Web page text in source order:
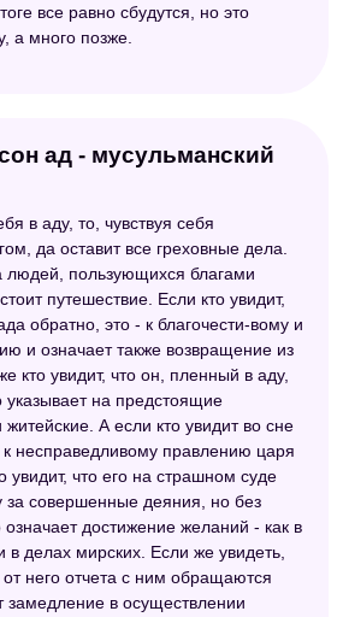
все равно сбудутся, но это
а много позже.
ад - мусульманский
в аду, то, чувствуя себя
да оставит все греховные дела.
людей, пользующихся благами
путешествие. Если кто увидит,
обратно, это - к благочести-вому и
и означает также возвращение из
кто увидит, что он, пленный в аду,
указывает на предстоящие
житейские. А если кто увидит во сне
несправедливому правлению царя
увидит, что его на страшном суде
за совершенные деяния, но без
означает достижение желаний - как в
в делах мирских. Если же увидеть,
него отчета с ним обращаются
замедление в осуществлении